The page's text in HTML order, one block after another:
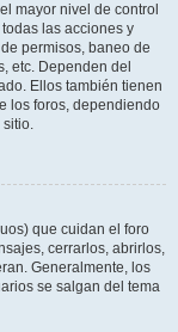
mayor nivel de control
las acciones y
permisos, baneo de
etc. Dependen del
Ellos también tienen
los foros, dependiendo
sitio.
que cuidan el foro
cerrarlos, abrirlos,
Generalmente, los
se salgan del tema